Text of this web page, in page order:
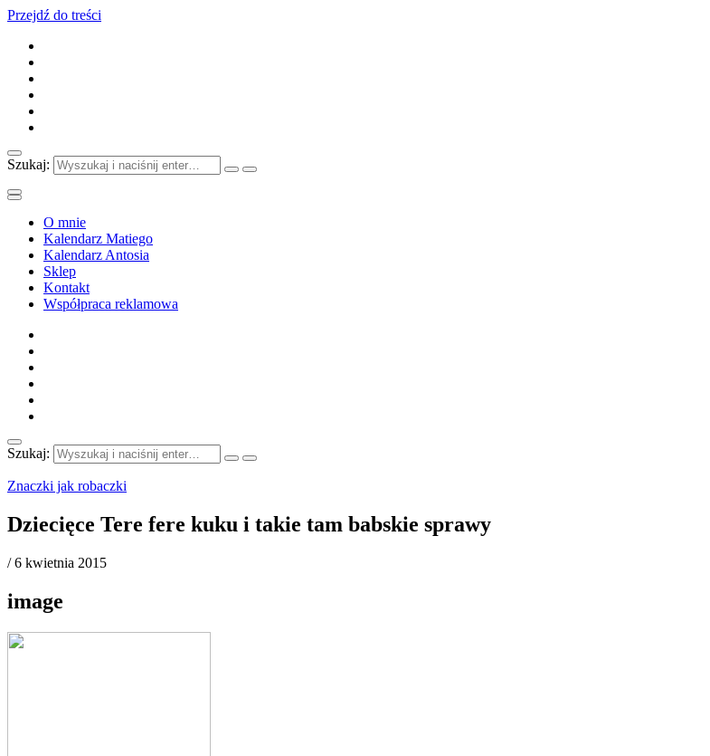
Przejdź do treści
Szukaj:
O mnie
Kalendarz Matiego
Kalendarz Antosia
Sklep
Kontakt
Współpraca reklamowa
Szukaj:
Znaczki jak robaczki
Dziecięce Tere fere kuku i takie tam babskie sprawy
/ 6 kwietnia 2015
image